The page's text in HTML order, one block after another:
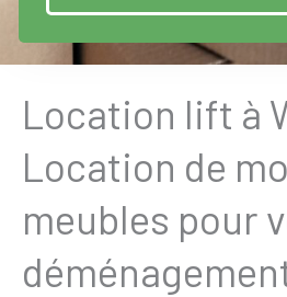
Location lift à
Location de
meubles pour